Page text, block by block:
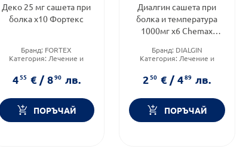
Деко 25 мг сашета при
болка х10 Фортекс
Бранд: FORTEX
Категория: Лечение и
Форма на продукта:
455 € / 890 лв.
ПОРЪЧАЙ
Диалгин сашета при
болка и температура
1000мг х6 Chemax
Бранд: DIALGIN
Категория: Лечение и
Форма на продукта:
250 € / 489 лв.
ПОРЪЧАЙ